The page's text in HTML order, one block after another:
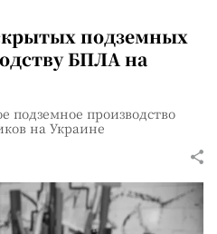
подземных
БПЛА на
подземное производство
на Украине